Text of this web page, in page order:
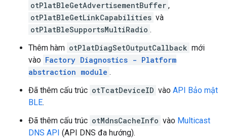
otPlatBleGetAdvertisementBuffer ,
otPlatBleGetLinkCapabilities và
otPlatBleSupportsMultiRadio .
Thêm hàm otPlatDiagSetOutputCallback mới
vào Factory Diagnostics - Platform
abstraction module .
Đã thêm cấu trúc otTcatDeviceID vào API Bảo mật
BLE.
Đã thêm cấu trúc otMdnsCacheInfo vào Multicast
DNS API (API DNS đa hướng).